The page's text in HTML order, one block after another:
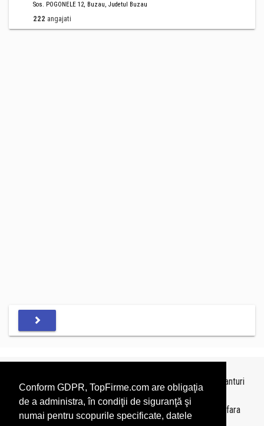
Conform GDPR, TopFirme.com are obligaţia
de a administra, în condiţii de siguranţă şi
numai pentru scopurile specificate, datele
Sos. POGONELE 12, Buzau, Judetul Buzau
222 angajati
Topurile sunt realizate deTopFirme
pe baza ultimelor bilanturi
depuse si au scop informativ.
Este interzisa folosirea topurilor fara acordul TopFirme si fara